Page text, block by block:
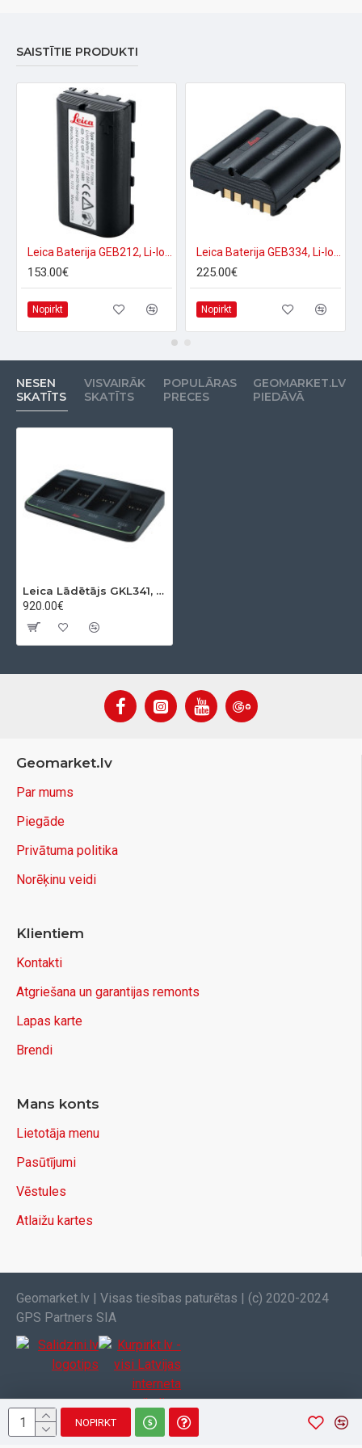
NOPIRKT
SAISTĪTIE PRODUKTI
153.00€
Nopirkt
225.00€
Nopirkt
NESEN
SKATĪTS
VISVAIRĀK
SKATĪTS
POPULĀRAS
PRECES
GEOMARKET.LV
PIEDĀVĀ
Leica Lādētājs GKL341, PRO
920.00€
Geomarket.lv
Par mums
Piegāde
Privātuma politika
Norēķinu veidi
Klientiem
Kontakti
Atgriešana un garantijas remonts
Lapas karte
Brendi
Mans konts
Lietotāja menu
Pasūtījumi
Vēstules
Atlaižu kartes
Geomarket.lv | Visas tiesības paturētas | (c) 2020-2024
GPS Partners SIA